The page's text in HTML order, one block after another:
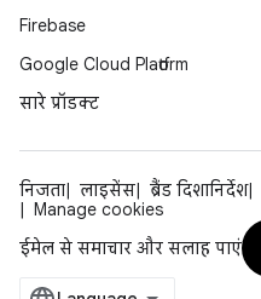
Firebase
Google Cloud Platform
सारे प्रॉडक्ट
निजता लाइसेंस ब्रैंड दिशानिर्देश
Manage cookies
ईमेल से समाचार और सलाह पाएं